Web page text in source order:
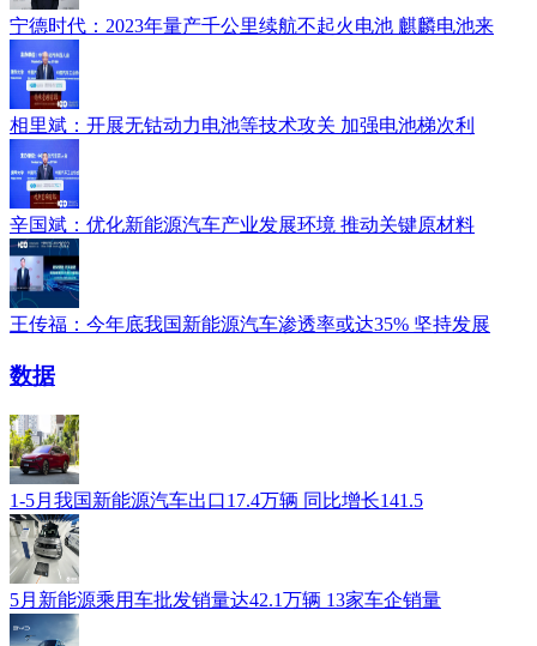
宁德时代：2023年量产千公里续航不起火电池 麒麟电池来
相里斌：开展无钴动力电池等技术攻关 加强电池梯次利
辛国斌：优化新能源汽车产业发展环境 推动关键原材料
王传福：今年底我国新能源汽车渗透率或达35% 坚持发展
数据
1-5月我国新能源汽车出口17.4万辆 同比增长141.5
5月新能源乘用车批发销量达42.1万辆 13家车企销量